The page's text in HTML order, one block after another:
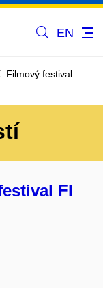
EN
Filmový festival
FI